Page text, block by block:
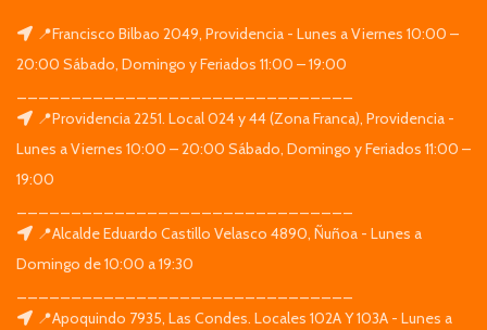
📍Francisco Bilbao 2049, Providencia - Lunes a Viernes 10:00 –
20:00 Sábado, Domingo y Feriados 11:00 – 19:00
📍Providencia 2251. Local 024 y 44 (Zona Franca), Providencia -
Lunes a Viernes 10:00 – 20:00 Sábado, Domingo y Feriados 11:00 –
19:00
📍Alcalde Eduardo Castillo Velasco 4890, Ñuñoa - Lunes a
Domingo de 10:00 a 19:30
📍Apoquindo 7935, Las Condes. Locales 102A Y 103A - Lunes a